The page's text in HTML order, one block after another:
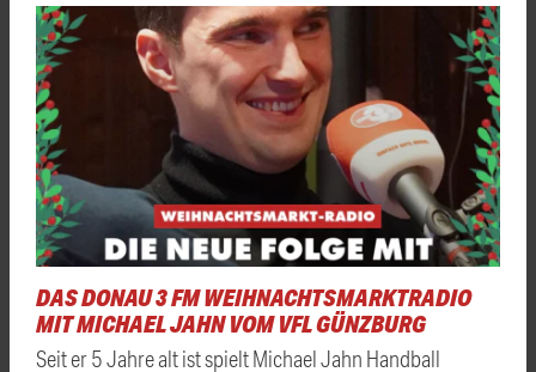
DAS DONAU 3 FM WEIHNACHTSMARKTRADIO
MIT MICHAEL JAHN VOM VFL GÜNZBURG
Seit er 5 Jahre alt ist spielt Michael Jahn Handball